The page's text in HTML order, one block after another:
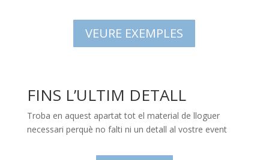
VEURE EXEMPLES
FINS L’ULTIM DETALL
Troba en aquest apartat tot el material de lloguer
necessari perquè no falti ni un detall al vostre event